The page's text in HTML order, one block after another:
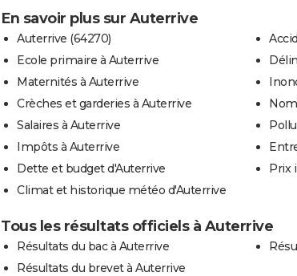
En savoir plus sur Auterrive
Auterrive (64270)
Ecole primaire à Auterrive
Maternités à Auterrive
Crèches et garderies à Auterrive
Salaires à Auterrive
Impôts à Auterrive
Dette et budget d'Auterrive
Climat et historique météo d'Auterrive
Prix
Tous les résultats officiels à Auterrive
Résultats du bac à Auterrive
Résultats du brevet à Auterrive